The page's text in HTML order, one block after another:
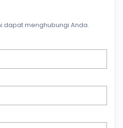
dapat menghubungi Anda.